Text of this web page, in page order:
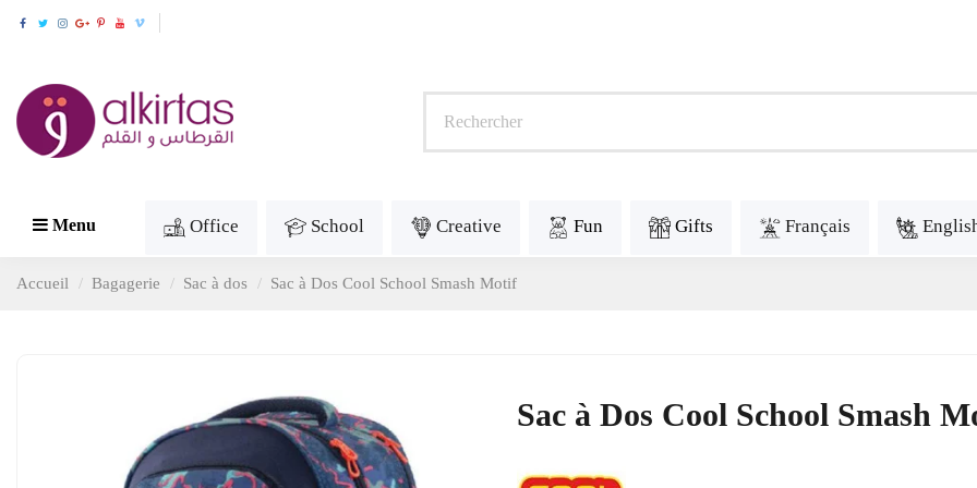
Menu Office School Creative Fun Gifts Français
Accueil Bagagerie Sac à dos Sac à Dos Cool School Smash Motif
Sac à Dos Cool School Smash